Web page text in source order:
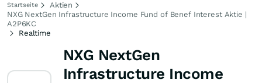
Startseite
Aktien
NXG NextGen Infrastructure Income Fund of Benef Interest Aktie |
A2P6KC
Realtime
NXG NextGen
Infrastructure Income